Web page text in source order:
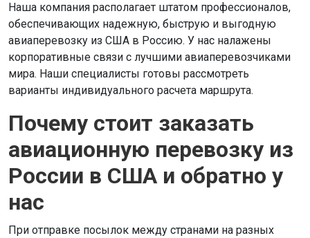
Наша компания располагает штатом профессионалов,
обеспечивающих надежную, быструю и выгодную
авиаперевозку из США в Россию. У нас налажены
корпоративные связи с лучшими авиаперевозчиками
мира. Наши специалисты готовы рассмотреть
варианты индивидуального расчета маршрута.
Почему стоит заказать
авиационную перевозку из
России в США и обратно у
нас
При отправке посылок между странами на разных